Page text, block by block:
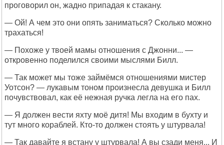
проговорил он, жадно припадая к стакану.
— Ой! А чем это они опять заниматься? Сколько можно
трахаться!
— Похоже у твоей мамы отношения с Джонни... —
откровенно поделился своими мыслями Билл.
— Так может мы тоже займёмся отношениями мистер
Уотсон? — лукавым тоном произнесла девушка и Билл
почувствовал, как её нежная ручка легла на его пах.
— Я должен вести яхту моё дитя! Мы входим в бухту и
тут много кораблей. Кто-то должен стоять у штурвала!
— Так давайте я встану у штурвала! А вы сзади меня... И